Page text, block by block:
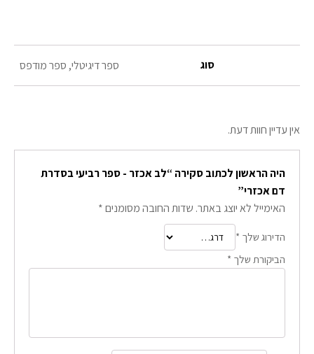
סוג ספר דיגיטלי, ספר מודפס
אין עדיין חוות דעת.
היה הראשון לכתוב סקירה “לב אכזר - ספר רביעי בסדרת
דם אכזרי”
האימייל לא יוצג באתר. שדות החובה מסומנים*
הדירוג שלך *
הביקורת שלך *